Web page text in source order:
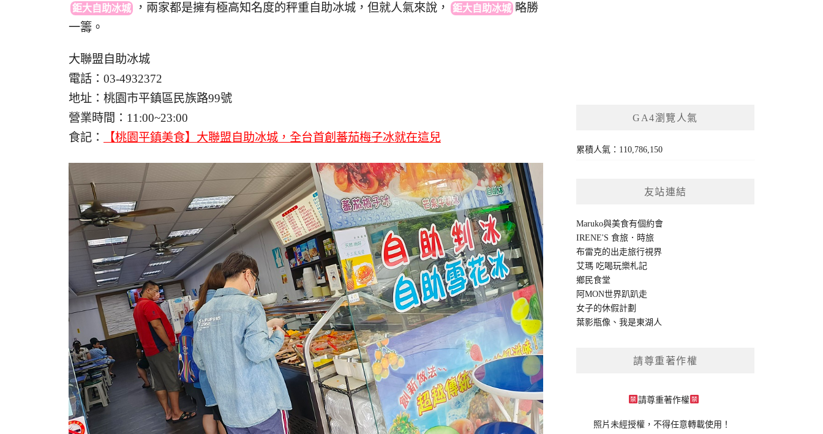
鉅大自助冰城 ， 兩家都是擁有極高知名度的秤重自助冰城，但就人氣來說， 鉅大自助冰城 略勝
一籌。
大聯盟自助冰城
電話：03-4932372
地址：桃園市平鎮區民族路99號
營業時間：11:00~23:00
食記：
【桃園平鎮美食】大聯盟自助冰城，全台首創蕃茄梅子冰就在這兒
GA4瀏覽人氣
累積人氣：110,786,150
友站連結
Maruko與美食有個約會
IRENE'S 食旅．時旅
布雷克的出走旅行視界
艾瑪 吃喝玩樂札記
鄉民食堂
阿MON世界趴趴走
女子的休假計劃
葉影瓶像 、我是東湖人
請尊重著作權
請尊重著作權
照片未經授權，不得任意轉載使用！